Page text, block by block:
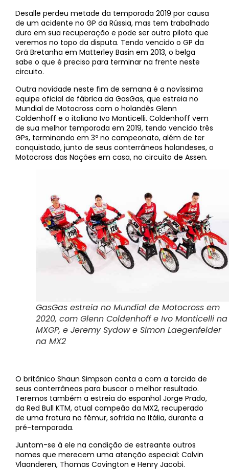
Desalle perdeu metade da temporada 2019 por causa
de um acidente no GP da Rússia, mas tem trabalhado
duro em sua recuperação e pode ser outro piloto que
veremos no topo da disputa. Tendo vencido o GP da
Grã Bretanha em Matterley Basin em 2013, o belga
sabe o que é preciso para terminar na frente neste
circuito.
Outra novidade neste fim de semana é a novíssima
equipe oficial de fábrica da GasGas, que estreia no
Mundial de Motocross com o holandês Glenn
Coldenhoff e o italiano Ivo Monticelli. Coldenhoff vem
de sua melhor temporada em 2019, tendo vencido três
GPs, terminando em 3º no campeonato, além de ter
conquistado, junto de seus conterrâneos holandeses, o
Motocross das Nações em casa, no circuito de Assen.
GasGas estreia no Mundial de Motocross em
2020, com Glenn Coldenhoff e Ivo Monticelli na
MXGP, e Jeremy Sydow e Simon Laegenfelder
na MX2
O britânico Shaun Simpson conta a com a torcida de
seus conterrâneos para buscar o melhor resultado.
Teremos também a estreia do espanhol Jorge Prado,
da Red Bull KTM, atual campeão da MX2, recuperado
de uma fratura no fêmur, sofrida na Itália, durante a
pré-temporada.
Juntam-se à ele na condição de estreante outros
nomes que merecem uma atenção especial: Calvin
Vlaanderen, Thomas Covington e Henry Jacobi.